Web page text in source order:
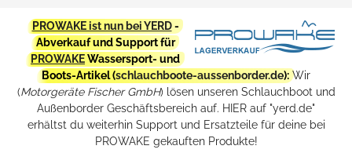
PROWAKE ist nun bei YERD-
Abverkauf und Support für
PROWAKEWassersport- und
Boots-Artikel (schlauchboote-aussenborder.de): Wir
(Motorgeräte Fischer GmbH) lösen unseren Schlauchboot und
Außenborder Geschäftsbereich auf. HIER auf "yerd.de"
erhältst du weiterhin Support und Ersatzteile für deine bei
PROWAKE gekauften Produkte!